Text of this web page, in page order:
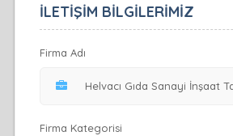
İLETİŞİM BİLGİLERİMİZ
Firma Adı
Firma Kategorisi